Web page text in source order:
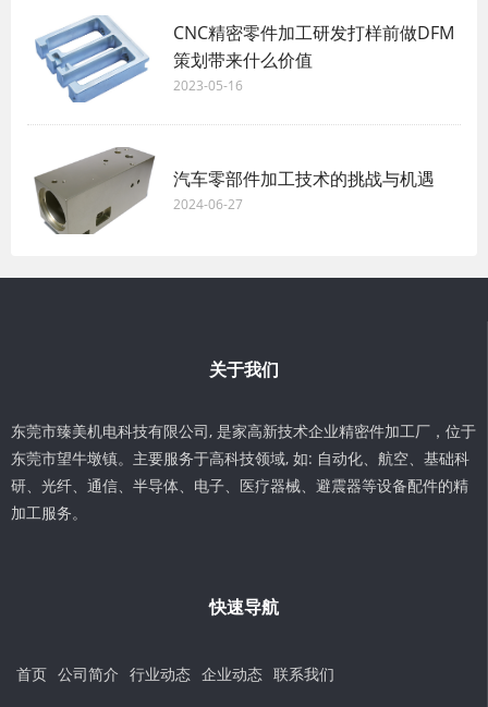
CNC精密零件加工研发打样前做DFM
策划带来什么价值
2023-05-16
汽车零部件加工技术的挑战与机遇
2024-06-27
关于我们
东莞市臻美机电科技有限公司, 是家高新技术企业精密件加工厂，位于
东莞市望牛墩镇。主要服务于高科技领域, 如: 自动化、航空、基础科
研、光纤、通信、半导体、电子、医疗器械、避震器等设备配件的精
加工服务。
快速导航
首页 公司简介 行业动态 企业动态 联系我们